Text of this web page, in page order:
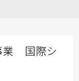
業 国際シ